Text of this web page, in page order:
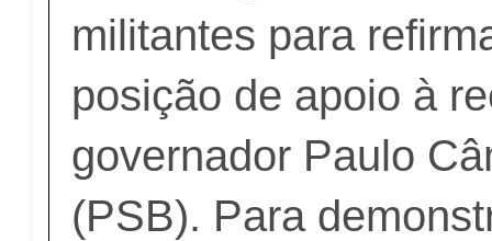
militantes para
posição de apoio à
governador Paulo
(PSB). Para